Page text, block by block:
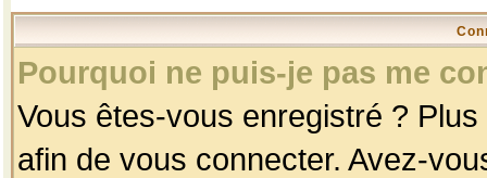
Pourquoi ne puis-je pas me
Vous êtes-vous enregistré ?
afin de vous connecter. Avez-